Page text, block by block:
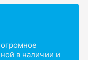
в наличии и